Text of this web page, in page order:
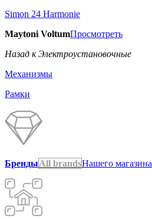
Simon 24 Harmonie
Maytoni VoltumПросмотреть
Назад к Электроустановочные
Механизмы
Рамки
БрендыAll brandsНашего магазина